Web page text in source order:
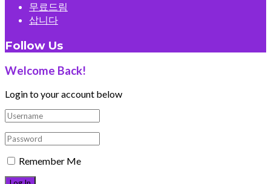
무료드림
삽니다
Follow Us
Welcome Back!
Login to your account below
Remember Me